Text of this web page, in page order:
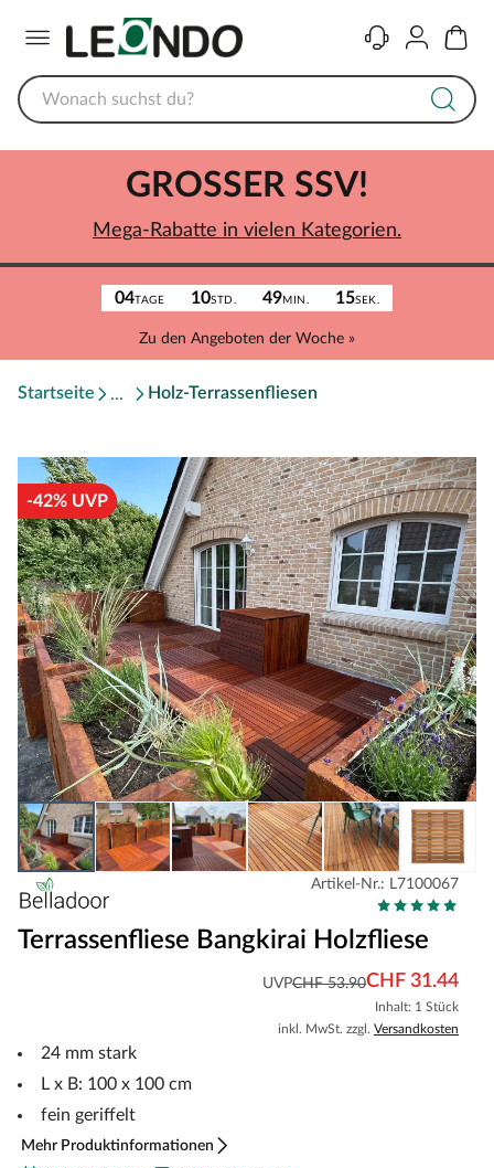
KontaktKonto
04TAGE 10STD. 49MIN. 15SEK.
Zu den Angeboten der Woche »
GROSSER SSV!
Mega-Rabatte in vielen Kategorien.
Startseite Holz-Terrassenfliesen
-42% UVP
Artikel-Nr.: L7100067
Terrassenfliese Bangkirai Holzfliese
UVPCHF 53.90CHF 31.44
Inhalt: 1 Stück
inkl. MwSt. zzgl. Versandkosten
24 mm stark
L x B: 100 x 100 cm
fein geriffelt
Mehr Produktinformationen